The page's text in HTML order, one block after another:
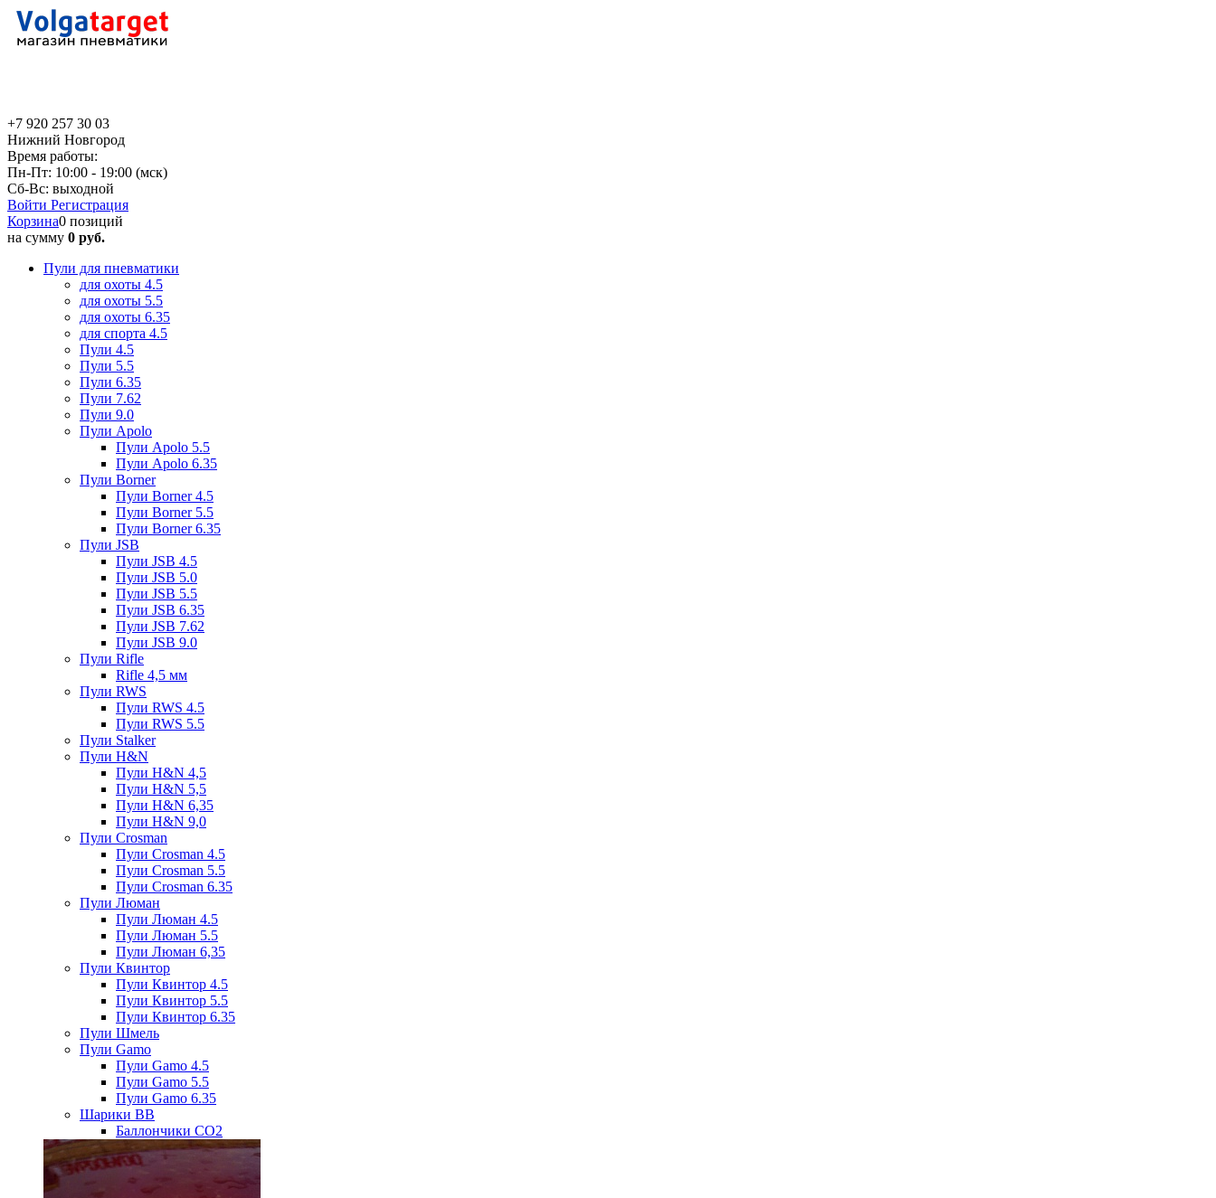
+7 920 257 30 03
Нижний Новгород
Время работы:
Пн-Пт: 10:00 - 19:00 (мск)
Сб-Вс: выходной
Войти Регистрация
Корзина0 позиций
на сумму 0 руб.
Пули для пневматики
для охоты 4.5
для охоты 5.5
для охоты 6.35
для спорта 4.5
Пули 4.5
Пули 5.5
Пули 6.35
Пули 7.62
Пули 9.0
Пули Apolo
Пули Apolo 5.5
Пули Apolo 6.35
Пули Borner
Пули Borner 4.5
Пули Borner 5.5
Пули Borner 6.35
Пули JSB
Пули JSB 4.5
Пули JSB 5.0
Пули JSB 5.5
Пули JSB 6.35
Пули JSB 7.62
Пули JSB 9.0
Пули Rifle
Rifle 4,5 мм
Пули RWS
Пули RWS 4.5
Пули RWS 5.5
Пули Stalker
Пули H&N
Пули H&N 4,5
Пули H&N 5,5
Пули H&N 6,35
Пули H&N 9,0
Пули Crosman
Пули Crosman 4.5
Пули Crosman 5.5
Пули Crosman 6.35
Пули Люман
Пули Люман 4.5
Пули Люман 5.5
Пули Люман 6,35
Пули Квинтор
Пули Квинтор 4.5
Пули Квинтор 5.5
Пули Квинтор 6.35
Пули Шмель
Пули Gamo
Пули Gamo 4.5
Пули Gamo 5.5
Пули Gamo 6.35
Шарики BB
Баллончики CO2